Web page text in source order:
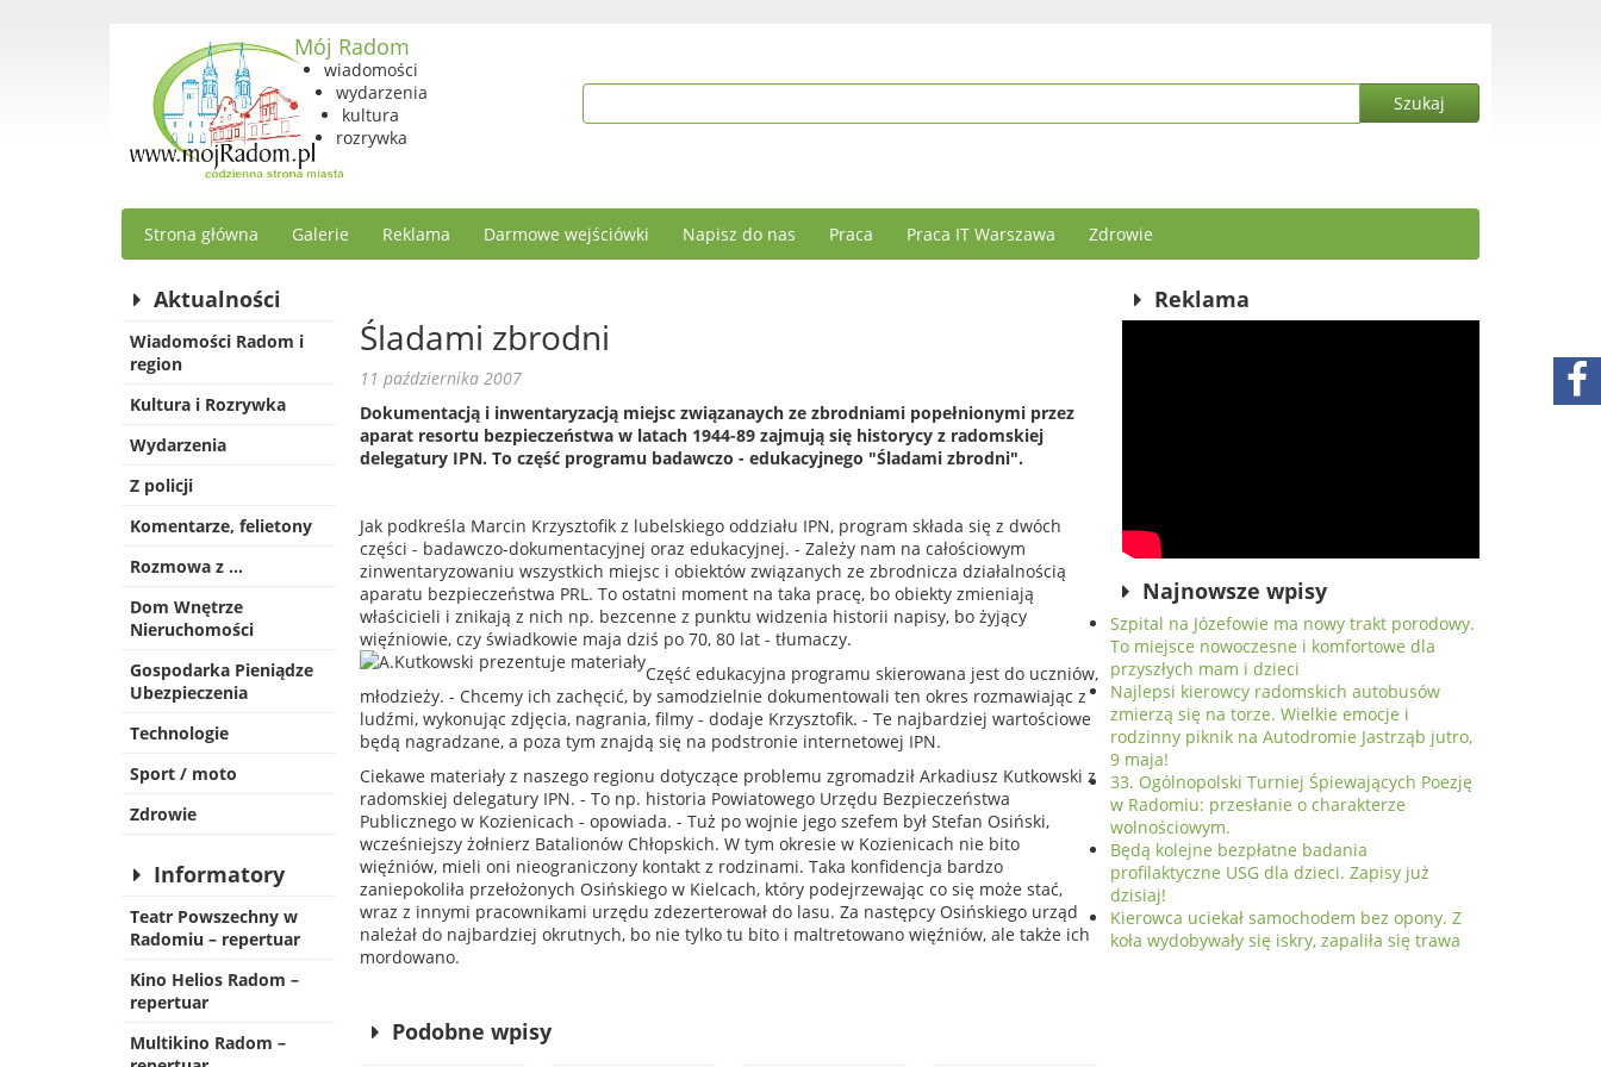
Mój Radom
wiadomości
wydarzenia
kultura
rozrywka
Strona główna Galerie Reklama Darmowe wejściówki Napisz do nas Praca Praca IT Warszawa Zdrowie
Aktualności
Wiadomości Radom i
region
Kultura i Rozrywka
Wydarzenia
Z policji
Komentarze, felietony
Rozmowa z …
Dom Wnętrze
Nieruchomości
Gospodarka Pieniądze
Ubezpieczenia
Technologie
Sport / moto
Zdrowie
Informatory
Teatr Powszechny w
Radomiu – repertuar
Kino Helios Radom –
repertuar
Multikino Radom –
Śladami zbrodni
11 października 2007
Dokumentacją i inwentaryzacją miejsc związanaych ze zbrodniami popełnionymi przez
aparat resortu bezpieczeństwa w latach 1944-89 zajmują się historycy z radomskiej
delegatury IPN. To część programu badawczo - edukacyjnego "Śladami zbrodni".
Jak podkreśla Marcin Krzysztofik z lubelskiego oddziału IPN, program składa się z dwóch
części - badawczo-dokumentacyjnej oraz edukacyjnej. - Zależy nam na całościowym
zinwentaryzowaniu wszystkich miejsc i obiektów związanych ze zbrodnicza działalnością
aparatu bezpieczeństwa PRL. To ostatni moment na taka pracę, bo obiekty zmieniają
właścicieli i znikają z nich np. bezcenne z punktu widzenia historii napisy, bo żyjący
więźniowie, czy świadkowie maja dziś po 70, 80 lat - tłumaczy.
Część edukacyjna programu skierowana jest do uczniów,
młodzieży. - Chcemy ich zachęcić, by samodzielnie dokumentowali ten okres rozmawiając z
ludźmi, wykonując zdjęcia, nagrania, filmy - dodaje Krzysztofik. - Te najbardziej wartościowe
będą nagradzane, a poza tym znajdą się na podstronie internetowej IPN.
Ciekawe materiały z naszego regionu dotyczące problemu zgromadził Arkadiusz Kutkowski z
radomskiej delegatury IPN. - To np. historia Powiatowego Urzędu Bezpieczeństwa
Publicznego w Kozienicach - opowiada. - Tuż po wojnie jego szefem był Stefan Osiński,
wcześniejszy żołnierz Batalionów Chłopskich. W tym okresie w Kozienicach nie bito
więźniów, mieli oni nieograniczony kontakt z rodzinami. Taka konfidencja bardzo
zaniepokoliła przełożonych Osińskiego w Kielcach, który podejrzewając co się może stać,
wraz z innymi pracownikami urzędu zdezerterował do lasu. Za następcy Osińskiego urząd
należał do najbardziej okrutnych, bo nie tylko tu bito i maltretowano więźniów, ale także ich
mordowano.
Podobne wpisy
Reklama
Najnowsze wpisy
Szpital na Józefowie ma nowy trakt porodowy.
To miejsce nowoczesne i komfortowe dla
przyszłych mam i dzieci
Najlepsi kierowcy radomskich autobusów
zmierzą się na torze. Wielkie emocje i
rodzinny piknik na Autodromie Jastrząb jutro,
9 maja!
33. Ogólnopolski Turniej Śpiewających Poezję
w Radomiu: przesłanie o charakterze
wolnościowym.
Będą kolejne bezpłatne badania
profilaktyczne USG dla dzieci. Zapisy już
dzisiaj!
Kierowca uciekał samochodem bez opony. Z
koła wydobywały się iskry, zapaliła się trawa